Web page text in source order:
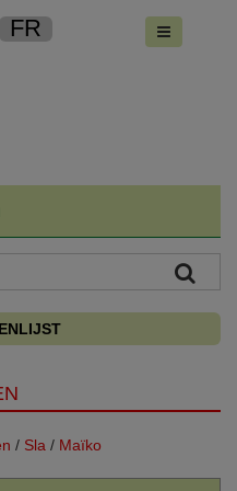
FR
/ Sla / Maïko